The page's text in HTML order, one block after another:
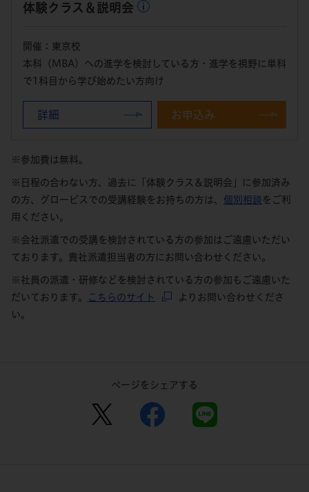
体験クラス＆説明会
開催：東京校
本科（MBA）への進学を検討している方・進学を視野に単科
で1科目から学び始めたい方向け
詳細 お申込み
※参加費は無料。
※日程の合わない方、過去に「体験クラス＆説明会」に参加済み
の方、グロービスでの受講経験をお持ちの方は、 個別相談 をご利
用ください。
※会社派遣での受講を検討されている方の参加はご遠慮いただい
ております。貴社派遣担当者の方にお問い合わせください。
※社員の派遣・研修などを検討されている方の参加もご遠慮いた
だいております。
こちらのサイト
よりお問い合わせくださ
い。
ページをシェアする